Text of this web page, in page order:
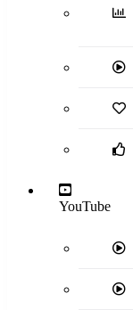
YouTube